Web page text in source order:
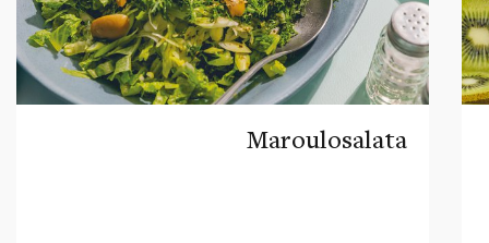
Maroulosalata